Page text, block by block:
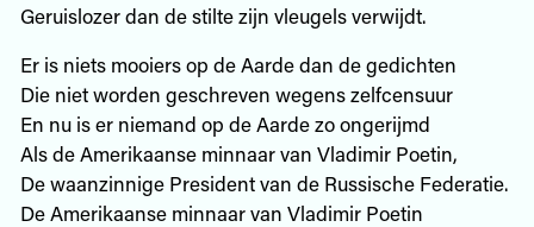
Geruislozer dan de stilte zijn vleugels verwijdt.
Er is niets mooiers op de Aarde dan de gedichten
Die niet worden geschreven wegens zelfcensuur
En nu is er niemand op de Aarde zo ongerijmd
Als de Amerikaanse minnaar van Vladimir Poetin,
De waanzinnige President van de Russische Federatie.
De Amerikaanse minnaar van Vladimir Poetin